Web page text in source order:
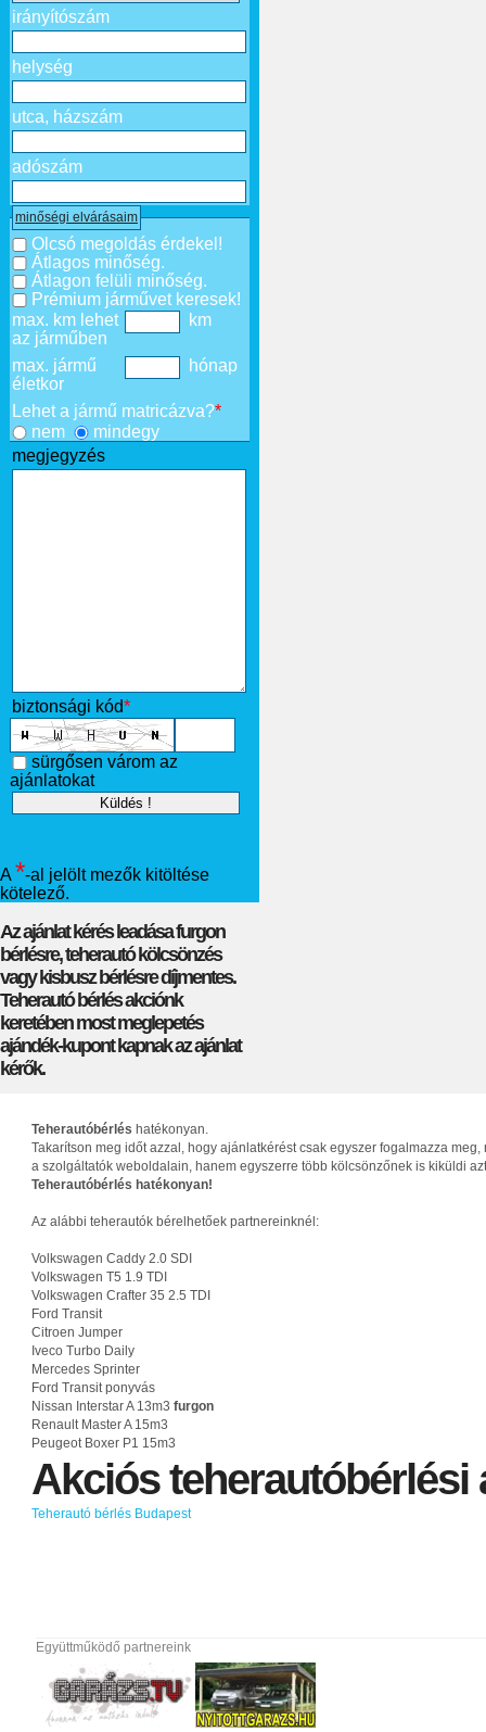
irányítószám
helység
utca, házszám
adószám
minőségi elvárásaim
Olcsó megoldás érdekel!
Átlagos minőség.
Átlagon felüli minőség.
Prémium járművet keresek!
max. km lehet
az járműben
km
max. jármű
életkor
hónap
Lehet a jármű matricázva?*
nem
mindegy
megjegyzés
biztonsági kód*
sürgősen várom az
ajánlatokat
A *-al jelölt mezők kitöltése
kötelező.
Az ajánlat kérés leadása furgon
bérlésre, teherautó kölcsönzés
vagy kisbusz bérlésre díjmentes.
Teherautó bérlés akciónk
keretében most meglepetés
ajándék-kupont kapnak az ajánlat
kérők.
Teherautóbérlés hatékonyan.
Takarítson meg időt azzal, hogy ajánlatkérést csak egyszer fogalmazza
a szolgáltatók weboldalain, hanem egyszerre több kölcsönzőnek is kiküldi
Teherautóbérlés hatékonyan!
Az alábbi teherautók bérelhetőek partnereinknél:
Volkswagen Caddy 2.0 SDI
Volkswagen T5 1.9 TDI
Volkswagen Crafter 35 2.5 TDI
Ford Transit
Citroen Jumper
Iveco Turbo Daily
Mercedes Sprinter
Ford Transit ponyvás
Nissan Interstar A 13m3 furgon
Renault Master A 15m3
Peugeot Boxer P1 15m3
Akciósteherautóbérlési
Teherautó bérlés Budapest
Együttműködő partnereink